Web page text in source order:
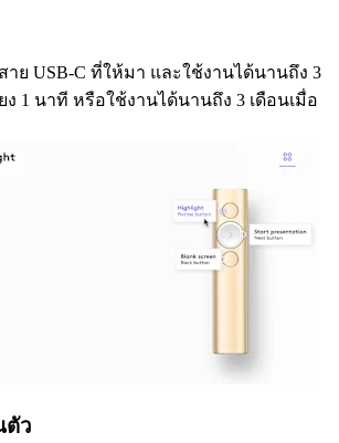
าย USB-C ที่ให้มา และใช้งานได้นานถึง 3
ง 1 นาที หรือใช้งานได้นานถึง 3 เดือนเมื่อ
ตัว